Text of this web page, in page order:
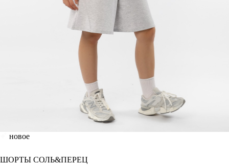
новое
ШОРТЫ СОЛЬ&ПЕРЕЦ